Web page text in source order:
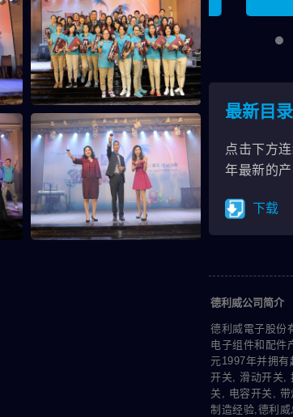
最新目
点击下方
年最新的
下载
德利威公司简介
德利威電子股份
电子组件和配件
元1997年并拥有
开关, 滑动开关,
关, 电容开关,
制造经验,德利